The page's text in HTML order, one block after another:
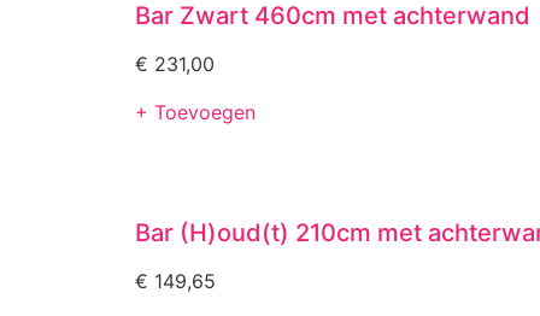
Bar Zwart 460cm met achterwand
€ 231,00
+ Toevoegen
Bar (H)oud(t) 210cm met
€ 149,65